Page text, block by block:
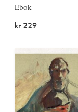
Ebok
kr 229